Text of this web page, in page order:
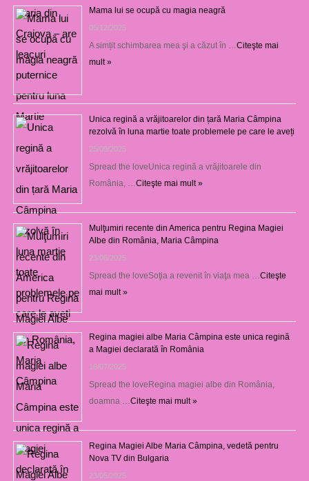
Mama lui se ocupă cu magia neagră
05/12/2025
A simțit schimbarea mea şi a căzut în …Citeşte mai
mult »
Unica regină a vrăjitoarelor din țară Maria Câmpina
rezolvă în luna martie toate problemele pe care le aveți
25/09/2025
Spread the loveUnica regină a vrăjitoarele din
România, …Citeşte mai mult »
Mulţumiri recente din America pentru Regina Magiei
Albe din România, Maria Câmpina
23/08/2025
Spread the loveSoţia a revenit în viaţa mea …Citeşte
mai mult »
Regina magiei albe Maria Câmpina este unica regină
a Magiei declarată în România
16/07/2025
Spread the loveRegina magiei albe din România,
doamna …Citeşte mai mult »
Regina Magiei Albe Maria Câmpina, vedetă pentru
Nova TV din Bulgaria
23/05/2025